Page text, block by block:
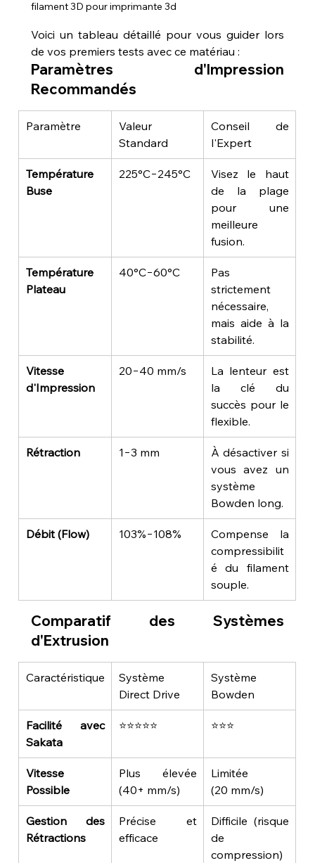
filament 3D pour imprimante 3d
Voici un tableau détaillé pour vous guider lors
de vos premiers tests avec ce matériau :
Paramètres d'Impression
Recommandés
Paramètre
Valeur
Standard
Conseil de
l'Expert
Température
Buse
225°C−245°C
Visez le haut
de la plage
pour une
meilleure
fusion.
Température
Plateau
40°C−60°C
Pas
strictement
nécessaire,
mais aide à la
stabilité.
Vitesse
d'Impression
20−40 mm/s
La lenteur est
la clé du
succès pour le
flexible.
Rétraction 1−3 mm
À désactiver si
vous avez un
système
Bowden long.
Débit (Flow) 103%−108%
Compense la
compressibilit
é du filament
souple.
Comparatif des Systèmes
d'Extrusion
Caractéristique
Système
Direct Drive
Système
Bowden
Facilité avec
Sakata
⭐⭐⭐⭐⭐ ⭐⭐⭐
Vitesse
Possible
Plus élevée
(40+ mm/s)
Limitée
(20 mm/s)
Gestion des
Rétractions
Précise et
efficace
Difficile (risque
de
compression)